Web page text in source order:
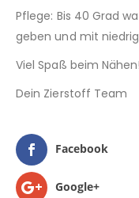
Pflege: Bis 40 Grad
geben und mit
Viel Spaß beim Nähen!
Dein Zierstoff Team
Facebook
Google+